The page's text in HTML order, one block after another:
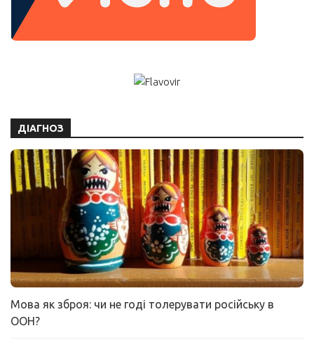
ДІАГНОЗ
Мова як зброя: чи не годі толерувати російську в
ООН?